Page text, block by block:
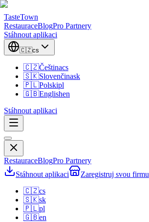
TasteTown
RestauraceBlogPro Partnery
Stáhnout aplikaci
🇨🇿cs
🇨🇿Češtinacs
🇸🇰Slovenčinask
🇵🇱Polskipl
🇬🇧Englishen
Stáhnout aplikaci
RestauraceBlogPro Partnery
Stáhnout aplikaci
Zaregistruj svou firmu
🇨🇿cs
🇸🇰sk
🇵🇱pl
🇬🇧en